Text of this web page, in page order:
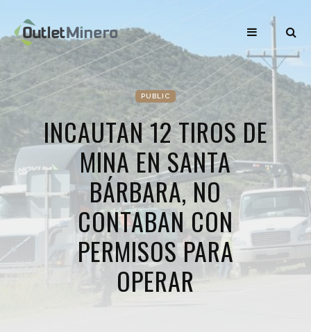
PUBLIC
INCAUTAN 12 TIROS DE
MINA EN SANTA
BÁRBARA, NO
CONTABAN CON
PERMISOS PARA
OPERAR